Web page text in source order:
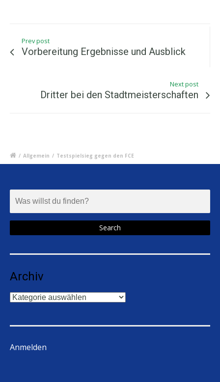
Prev post
Vorbereitung Ergebnisse und Ausblick
Next post
Dritter bei den Stadtmeisterschaften
/ Allgemein / Testspielsieg gegen den FCE
Archiv
Archiv
Anmelden